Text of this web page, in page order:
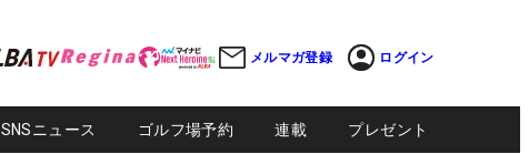
メルマガ登録 ログイン
SNSニュース ゴルフ場予約 連載 プレゼント